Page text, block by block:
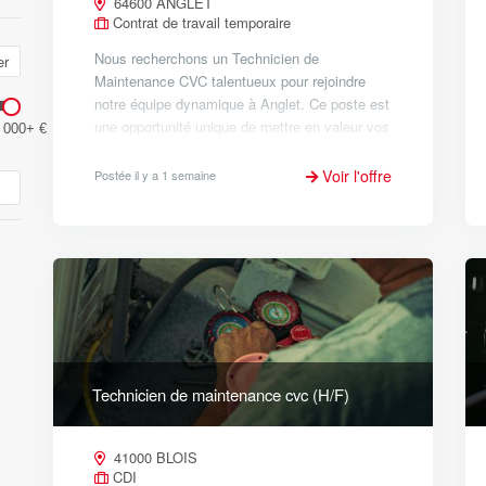
000+ €
Contrat de travail temporaire
Nous recherchons un Technicien de
Maintenance CVC talentueux pour rejoindre
notre équipe dynamique à Anglet. Ce poste est
une opportunité unique de mettre en valeur vos
professionnel stimulant. Missions :...
Postée il y a 1 semaine Voir l'offre
Technicien de maintenance cvc (H/F)
41000 BLOIS
CDI